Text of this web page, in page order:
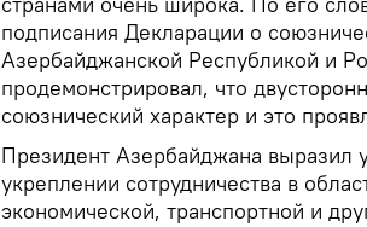
подписания Декларации о
Азербайджанской Республикой и
продемонстрировал, что
союзнический характер и это
Президент Азербайджана выразил
укреплении сотрудничества в
экономической, транспортной и